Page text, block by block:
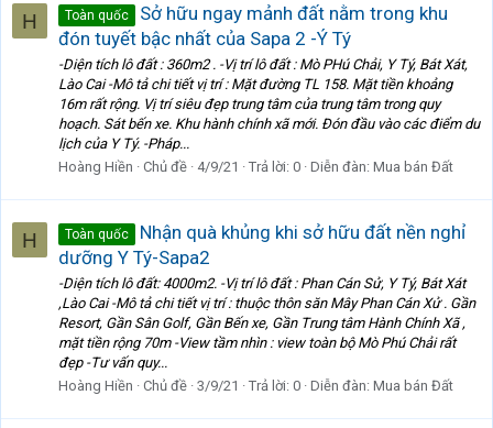
H Toàn quốc
Sở hữu ngay mảnh đất nằm trong khu
đón tuyết bậc nhất của Sapa 2 -Ý Tý
-Diện tích lô đất : 360m2 . -Vị trí lô đất : Mò PHú Chải, Y Tý, Bát Xát,
Lào Cai -Mô tả chi tiết vị trí : Mặt đường TL 158. Mặt tiền khoảng
16m rất rộng. Vị trí siêu đẹp trung tâm của trung tâm trong quy
hoạch. Sát bến xe. Khu hành chính xã mới. Đón đầu vào các điểm du
lịch của Y Tý. -Pháp...
Hoàng Hiền
Chủ đề 4/9/21 Trả lời: 0 Diễn đàn: Mua bán Đất
H Toàn quốc
Nhận quà khủng khi sở hữu đất nền nghỉ
dưỡng Y Tý-Sapa2
-Diện tích lô đất: 4000m2. -Vị trí lô đất : Phan Cán Sử, Y Tý, Bát Xát
,Lào Cai -Mô tả chi tiết vị trí : thuộc thôn săn Mây Phan Cán Xử . Gần
Resort, Gần Sân Golf, Gần Bến xe, Gần Trung tâm Hành Chính Xã ,
mặt tiền rộng 70m -View tầm nhìn : view toàn bộ Mò Phú Chải rất
đẹp -Tư vấn quy...
Hoàng Hiền
Chủ đề 3/9/21 Trả lời: 0 Diễn đàn: Mua bán Đất